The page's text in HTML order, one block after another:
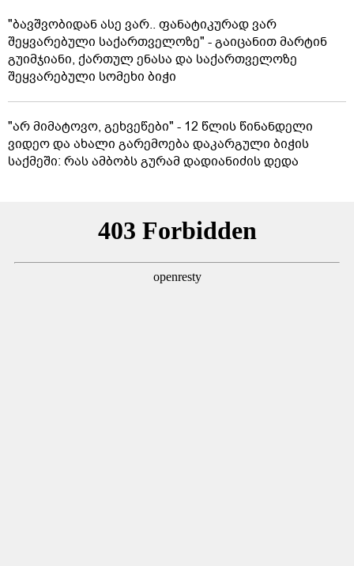
"ბავშვობიდან ასე ვარ.. ფანატიკურად ვარ
შეყვარებული საქართველოზე" - გაიცანით მარტინ
გუიმჯიანი, ქართულ ენასა და საქართველოზე
შეყვარებული სომეხი ბიჭი
"არ მიმატოვო, გეხვეწები" - 12 წლის წინანდელი
ვიდეო და ახალი გარემოება დაკარგული ბიჭის
საქმეში: რას ამბობს გურამ დადიანიძის დედა